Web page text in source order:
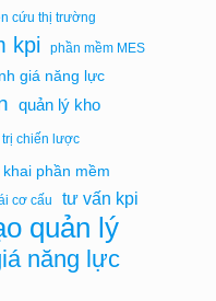
cứu thị trường
kpi phần mềm MES
giá năng lực
quản lý kho
trị chiến lược
phần mềm
cơ cấu tư vấn kpi
quản lý
năng lực